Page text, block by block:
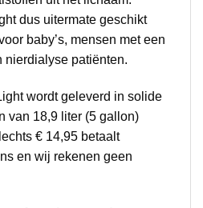
dus uitermate geschikt
baby’s, mensen met een
nierdialyse patiënten.
wordt geleverd in solide
van 18,9 liter (5 gallon)
€ 14,95 betaalt
en wij rekenen geen